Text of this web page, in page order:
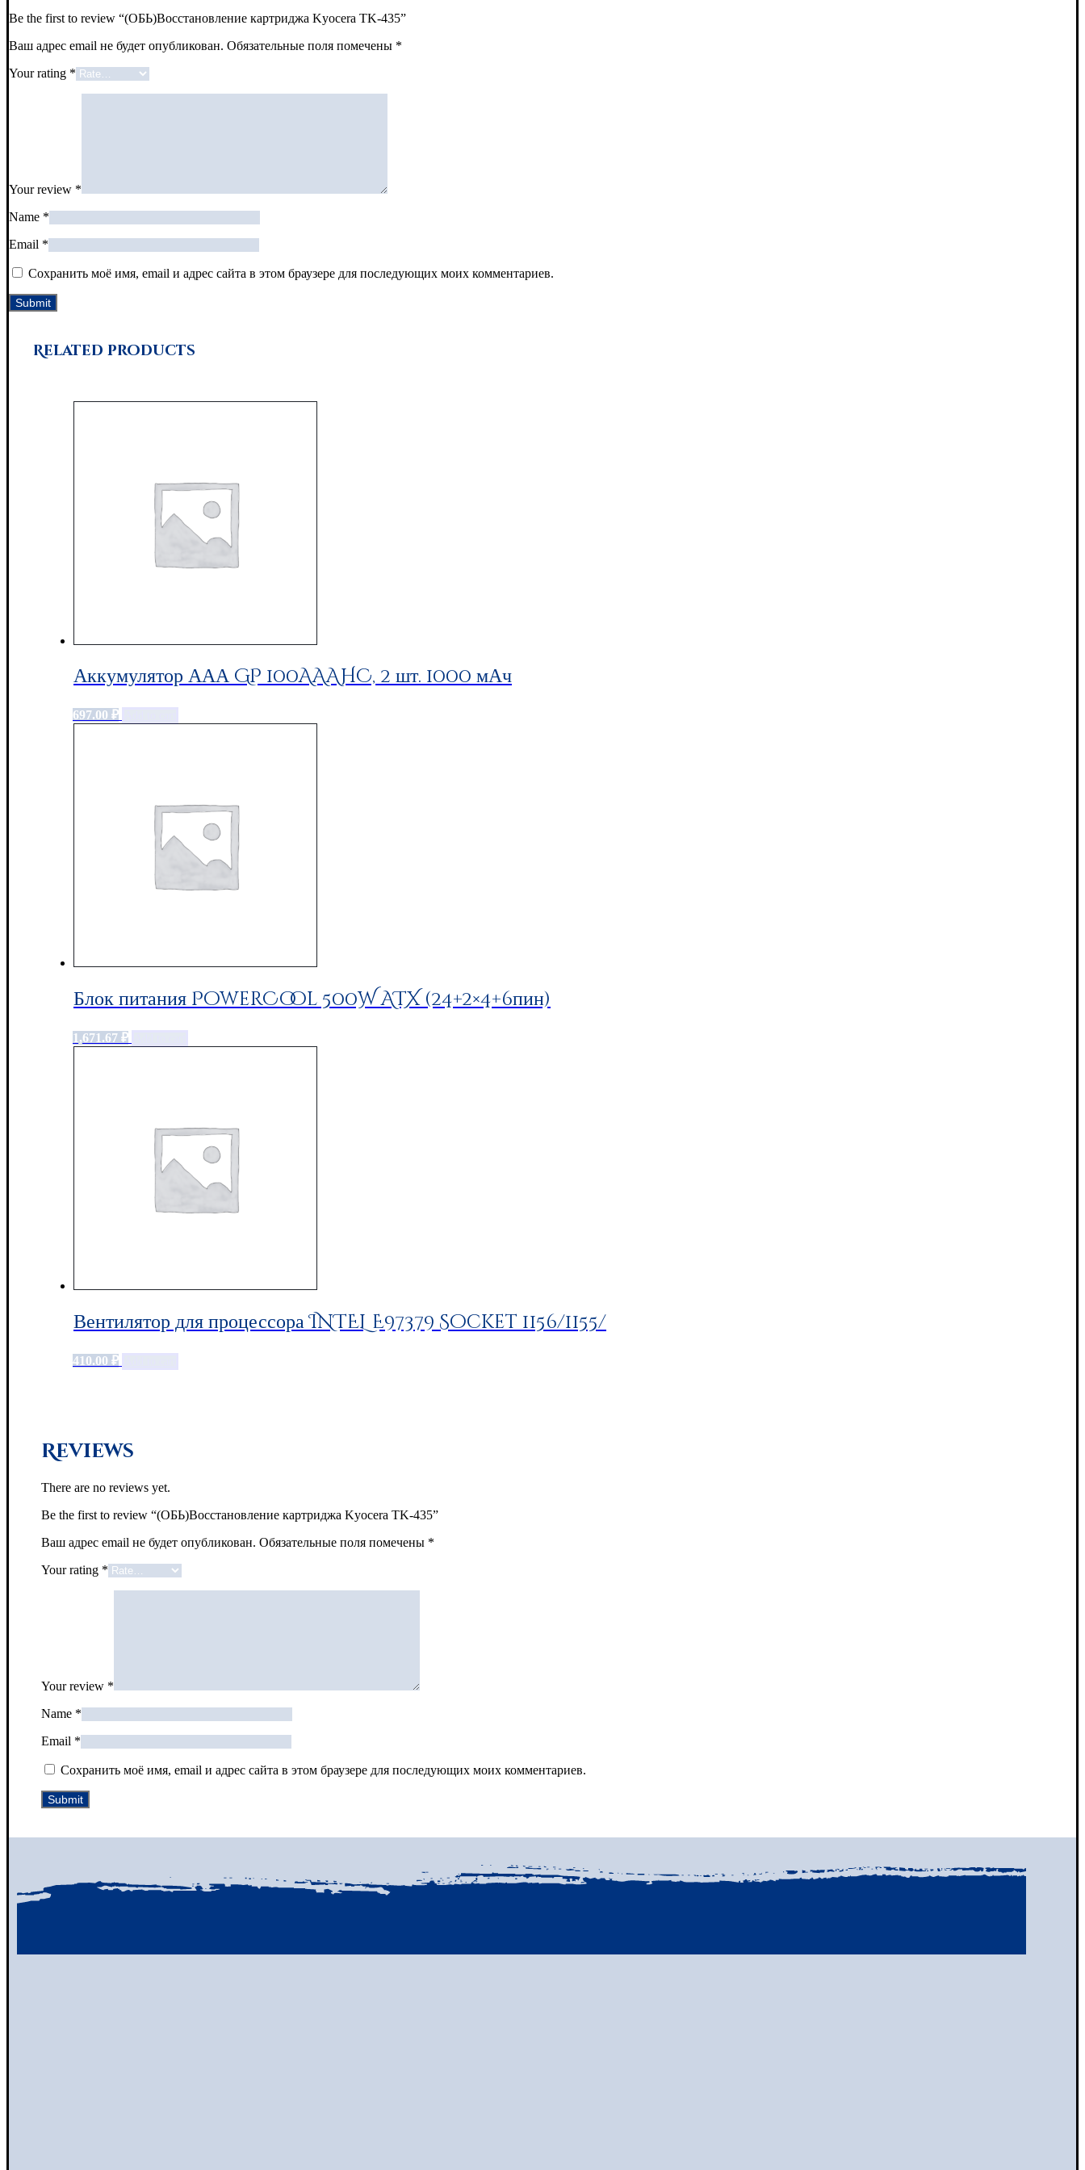
Be the first to review “(ОБЬ)Восстановление картриджа Kyocera TK-435”
Ваш адрес email не будет опубликован. Обязательные поля помечены *
Your rating *
Your review *
Name *
Email *
Сохранить моё имя, email и адрес сайта в этом браузере для последующих моих комментариев.
Related products
Аккумулятор ААА GP 100AAAHC, 2 шт. 1000 мАч
697.00 ₽
Блок питания PowerCool 500W ATX (24+2×4+6пин)
1,671.67 ₽
Вентилятор для процессора INTEL E97379 Socket 1156/1155/
410.00 ₽
Reviews
There are no reviews yet.
Be the first to review “(ОБЬ)Восстановление картриджа Kyocera TK-435”
Ваш адрес email не будет опубликован. Обязательные поля помечены *
Your rating *
Your review *
Name *
Email *
Сохранить моё имя, email и адрес сайта в этом браузере для последующих моих комментариев.